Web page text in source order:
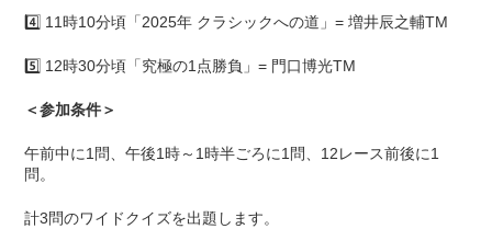
4️⃣ 11時10分頃「2025年 クラシックへの道」= 増井辰之輔TM
5️⃣ 12時30分頃「究極の1点勝負」= 門口博光TM
＜参加条件＞
午前中に1問、午後1時～1時半ごろに1問、12レース前後に1
問。
計3問のワイドクイズを出題します。